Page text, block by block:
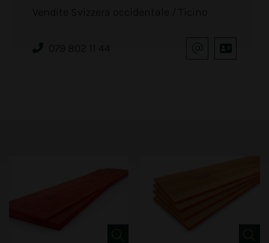
Vendite Svizzera occidentale / Ticino
079 802 11 44